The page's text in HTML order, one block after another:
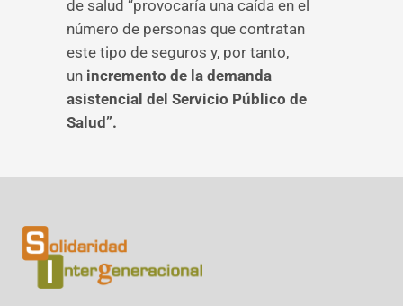
de salud “provocaría una caída en el
número de personas que contratan
este tipo de seguros y, por tanto,
un incremento de la demanda
asistencial del Servicio Público de
Salud”.